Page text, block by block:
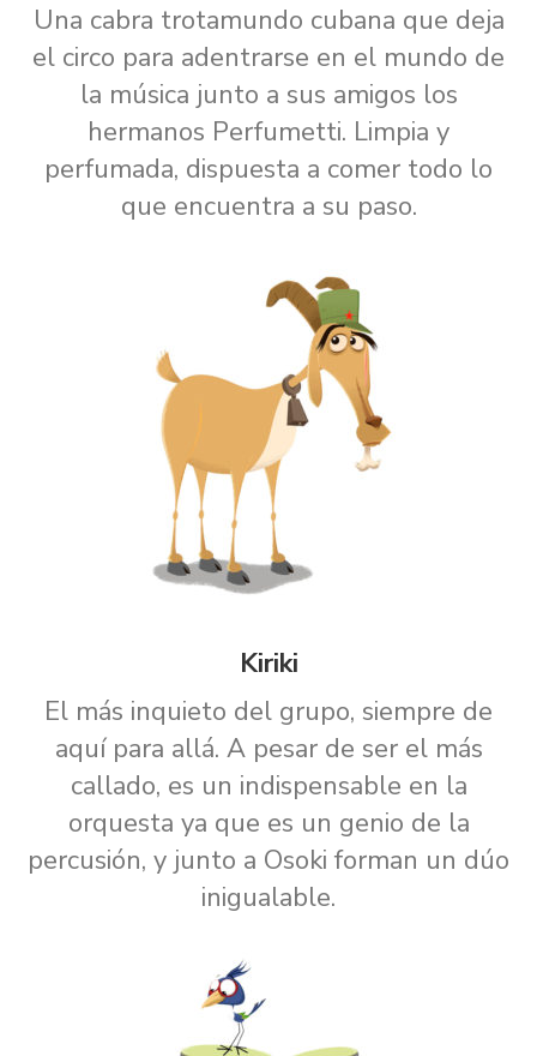
Una cabra trotamundo cubana que deja
el circo para adentrarse en el mundo de
la música junto a sus amigos los
hermanos Perfumetti. Limpia y
perfumada, dispuesta a comer todo lo
que encuentra a su paso.
Kiriki
El más inquieto del grupo, siempre de
aquí para allá. A pesar de ser el más
callado, es un indispensable en la
orquesta ya que es un genio de la
percusión, y junto a Osoki forman un dúo
inigualable.